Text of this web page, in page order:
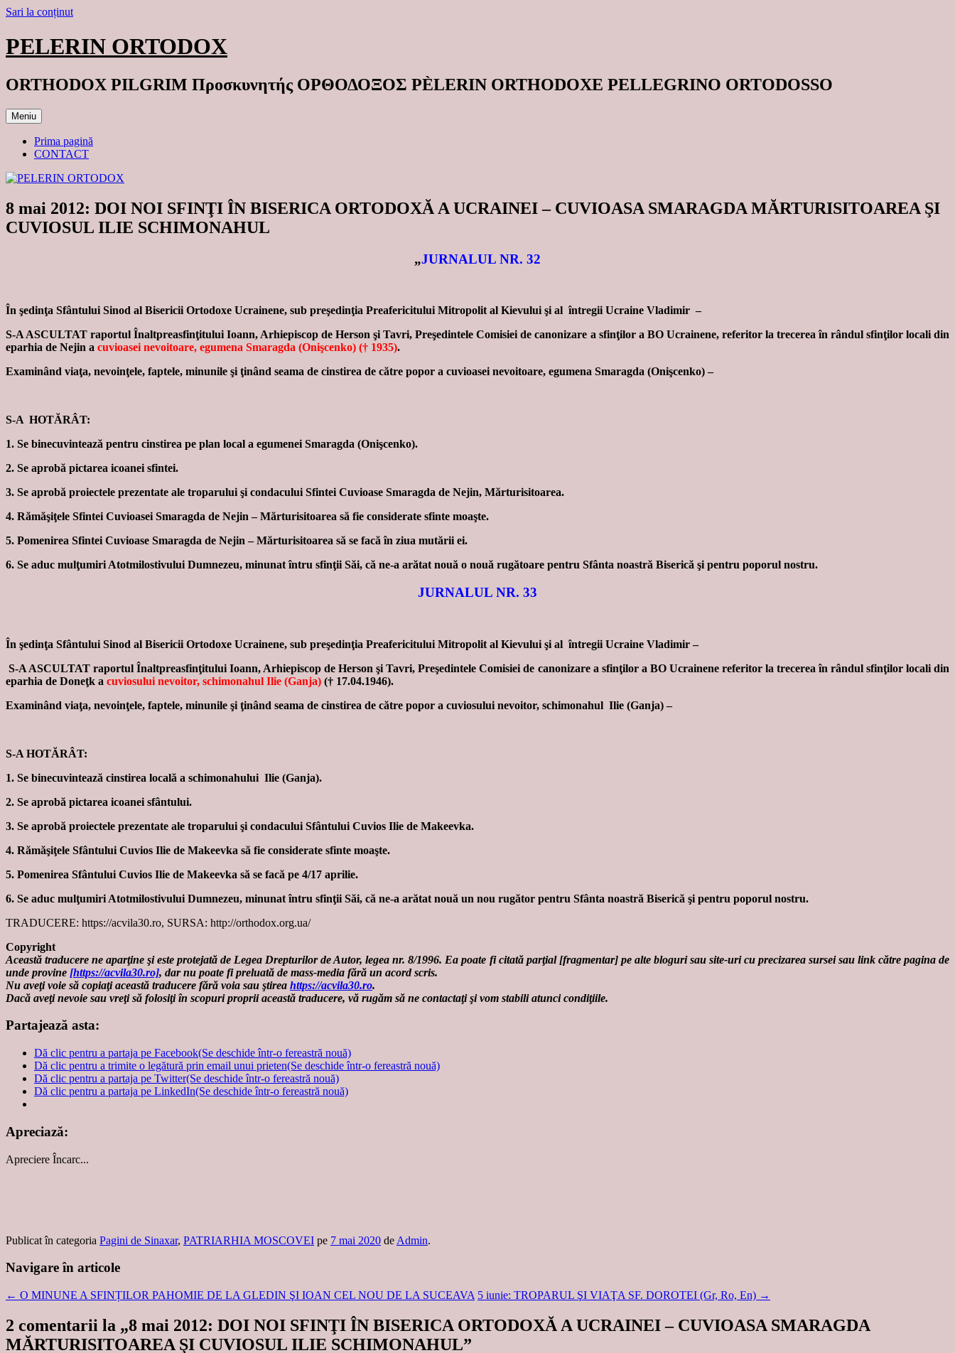
Sari la conținut
PELERIN ORTODOX
ORTHODOX PILGRIM Προσκυνητής ΟΡΘΟΔΟΞΟΣ PÈLERIN ORTHODOXE PELLEGRINO ORTODOSSO
Meniu
Prima pagină
CONTACT
8 mai 2012: DOI NOI SFINŢI ÎN BISERICA ORTODOXĂ A UCRAINEI – CUVIOASA SMARAGDA MĂRTURISITOAREA ŞI
CUVIOSUL ILIE SCHIMONAHUL
„JURNALUL NR. 32
În şedinţa Sfântului Sinod al Bisericii Ortodoxe Ucrainene, sub preşedinţia Preafericitului Mitropolit al Kievului şi al întregii Ucraine Vladimir –
S-A ASCULTAT raportul Înaltpreasfinţitului Ioann, Arhiepiscop de Herson şi Tavri, Preşedintele Comisiei de canonizare a sfinţilor a BO Ucrainene, referitor la trecerea în rândul sfinţilor locali din
eparhia de Nejin a cuvioasei nevoitoare, egumena Smaragda (Onişcenko) († 1935).
Examinând viaţa, nevoinţele, faptele, minunile şi ţinând seama de cinstirea de către popor a cuvioasei nevoitoare, egumena Smaragda (Onişcenko) –
S-A HOTĂRÂT:
1. Se binecuvintează pentru cinstirea pe plan local a egumenei Smaragda (Onişcenko).
2. Se aprobă pictarea icoanei sfintei.
3. Se aprobă proiectele prezentate ale troparului şi condacului Sfintei Cuvioase Smaragda de Nejin, Mărturisitoarea.
4. Rămăşiţele Sfintei Cuvioasei Smaragda de Nejin – Mărturisitoarea să fie considerate sfinte moaşte.
5. Pomenirea Sfintei Cuvioase Smaragda de Nejin – Mărturisitoarea să se facă în ziua mutării ei.
6. Se aduc mulţumiri Atotmilostivului Dumnezeu, minunat întru sfinţii Săi, că ne-a arătat nouă o nouă rugătoare pentru Sfânta noastră Biserică şi pentru poporul nostru.
JURNALUL NR. 33
În şedinţa Sfântului Sinod al Bisericii Ortodoxe Ucrainene, sub preşedinţia Preafericitului Mitropolit al Kievului şi al întregii Ucraine Vladimir –
S-A ASCULTAT raportul Înaltpreasfinţitului Ioann, Arhiepiscop de Herson şi Tavri, Preşedintele Comisiei de canonizare a sfinţilor a BO Ucrainene referitor la trecerea în rândul sfinţilor locali din
eparhia de Doneţk a cuviosului nevoitor, schimonahul Ilie (Ganja) († 17.04.1946).
Examinând viaţa, nevoinţele, faptele, minunile şi ţinând seama de cinstirea de către popor a cuviosului nevoitor, schimonahul Ilie (Ganja) –
S-A HOTĂRÂT:
1. Se binecuvintează cinstirea locală a schimonahului Ilie (Ganja).
2. Se aprobă pictarea icoanei sfântului.
3. Se aprobă proiectele prezentate ale troparului şi condacului Sfântului Cuvios Ilie de Makeevka.
4. Rămăşiţele Sfântului Cuvios Ilie de Makeevka să fie considerate sfinte moaşte.
5. Pomenirea Sfântului Cuvios Ilie de Makeevka să se facă pe 4/17 aprilie.
6. Se aduc mulţumiri Atotmilostivului Dumnezeu, minunat întru sfinţii Săi, că ne-a arătat nouă un nou rugător pentru Sfânta noastră Biserică şi pentru poporul nostru.
TRADUCERE: https://acvila30.ro, SURSA: http://orthodox.org.ua/
Copyright
Această traducere ne aparţine şi este protejată de Legea Drepturilor de Autor, legea nr. 8/1996. Ea poate fi citată parţial [fragmentar] pe alte bloguri sau site-uri cu precizarea sursei sau link către pagina de
unde provine [https://acvila30.ro], dar nu poate fi preluată de mass-media fără un acord scris.
Nu aveţi voie să copiaţi această traducere fără voia sau ştirea https://acvila30.ro.
Dacă aveţi nevoie sau vreţi să folosiţi în scopuri proprii această traducere, vă rugăm să ne contactaţi şi vom stabili atunci condiţiile.
Partajează asta:
Dă clic pentru a partaja pe Facebook(Se deschide într-o fereastră nouă)
Dă clic pentru a trimite o legătură prin email unui prieten(Se deschide într-o fereastră nouă)
Dă clic pentru a partaja pe Twitter(Se deschide într-o fereastră nouă)
Dă clic pentru a partaja pe LinkedIn(Se deschide într-o fereastră nouă)
Apreciază:
Apreciere Încarc...
Publicat în categoria Pagini de Sinaxar, PATRIARHIA MOSCOVEI pe 7 mai 2020 de Admin.
Navigare în articole
← O MINUNE A SFINȚILOR PAHOMIE DE LA GLEDIN ŞI IOAN CEL NOU DE LA SUCEAVA 5 iunie: TROPARUL ŞI VIAŢA SF. DOROTEI (Gr, Ro, En) →
2 comentarii la „8 mai 2012: DOI NOI SFINŢI ÎN BISERICA ORTODOXĂ A UCRAINEI – CUVIOASA SMARAGDA
MĂRTURISITOAREA ŞI CUVIOSUL ILIE SCHIMONAHUL”